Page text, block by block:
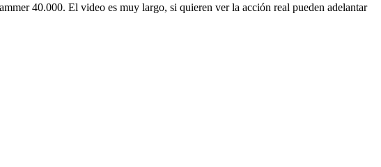
40.000. El video es muy largo, si quieren ver la acción real pueden adelantar